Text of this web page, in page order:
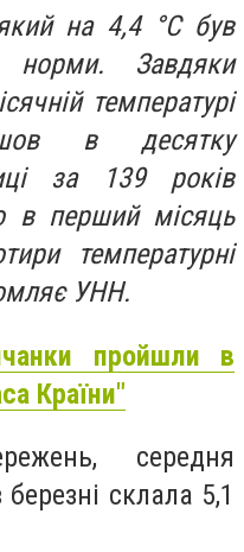
на 4,4 °С був
норми. Завдяки
температурі
в десятку
за 139 років
в перший місяць
температурні
УНН.
пройшли в
Країни"
середня
склала 5,1